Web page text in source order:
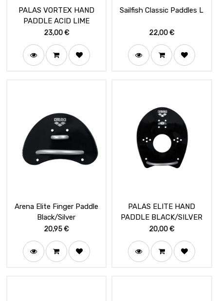
PALAS VORTEX HAND
PADDLE ACID LIME
23,00€
Sailfish Classic Paddles L
22,00€
Arena Elite Finger Paddle
Black/Silver
20,95€
PALAS ELITE HAND
PADDLE BLACK/SILVER
20,00€